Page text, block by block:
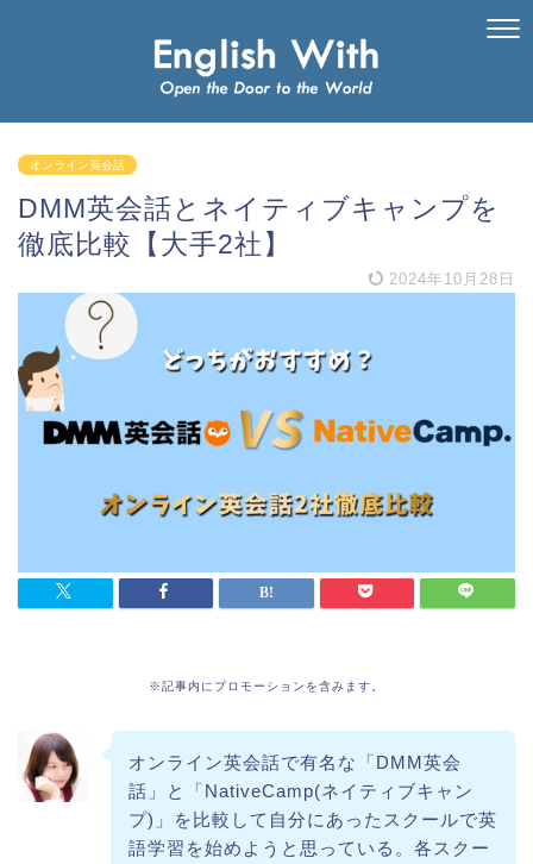
オンライン英会話
DMM英会話とネイティブキャンプを
徹底比較【大手2社】
2024年10月28日
※記事内にプロモーションを含みます。
オンライン英会話で有名な「DMM英会
話」と「NativeCamp(ネイティブキャン
プ)」を比較して自分にあったスクールで英
語学習を始めようと思っている。各スクー